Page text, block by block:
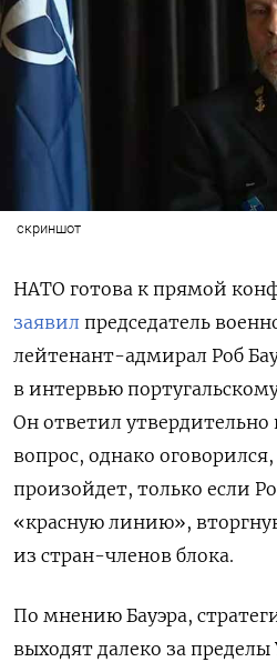
скриншот
НАТО готова к прямой
заявил председатель
лейтенант-адмирал Роб
в интервью
Он ответил
вопрос, однако
произойдет, только если
«красную линию»,
из стран-членов блока.
По мнению Бауэра,
выходят далеко за